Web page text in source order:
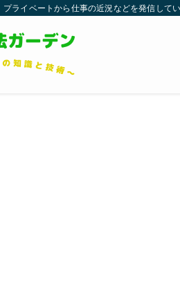
ライベートから仕事の近況などを発信して